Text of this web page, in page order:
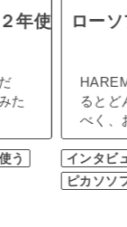
年使
た
う
ロー
るとど
べく、
インタビ
ピカソソ